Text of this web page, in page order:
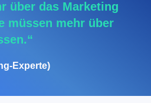
über das Marketing
müssen mehr über
Experte)